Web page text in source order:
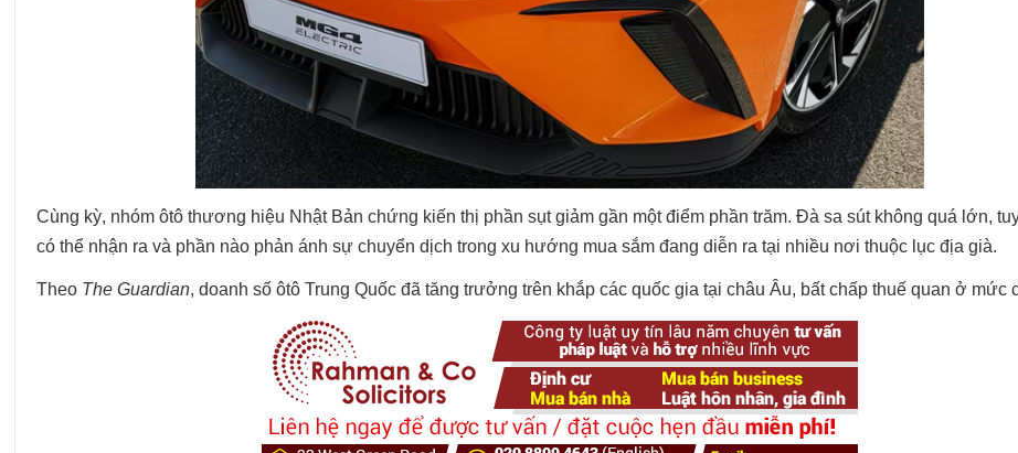
Cùng kỳ, nhóm ôtô thương hiệu Nhật Bản chứng kiến thị phần sụt giảm gần một điểm phần trăm. Đà sa sút không quá lớn,
có thể nhận ra và phần nào phản ánh sự chuyển dịch trong xu hướng mua sắm đang diễn ra tại nhiều nơi thuộc lục địa già.
Theo The Guardian, doanh số ôtô Trung Quốc đã tăng trưởng trên khắp các quốc gia tại châu Âu, bất chấp thuế quan ở mức